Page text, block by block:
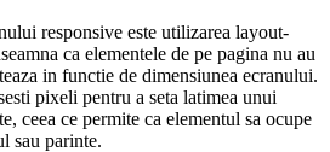
responsive este utilizarea layout-
ca elementele de pe pagina nu au
in functie de dimensiunea ecranului.
pixeli pentru a seta latimea unui
ceea ce permite ca elementul sa ocupe
sau parinte.